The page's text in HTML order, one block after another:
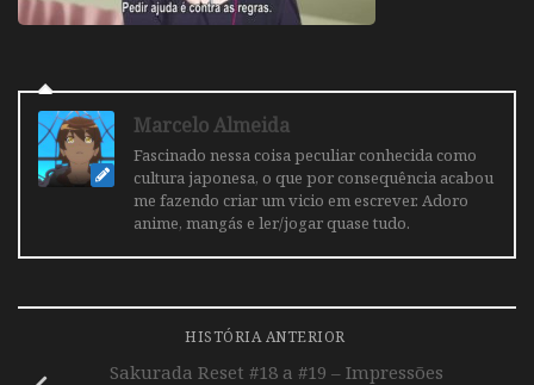
Marcelo Almeida
Fascinado nessa coisa peculiar conhecida como
cultura japonesa, o que por consequência acabou
me fazendo criar um vicio em escrever. Adoro
anime, mangás e ler/jogar quase tudo.
HISTÓRIA ANTERIOR
Sakurada Reset #18 a #19 – Impressões